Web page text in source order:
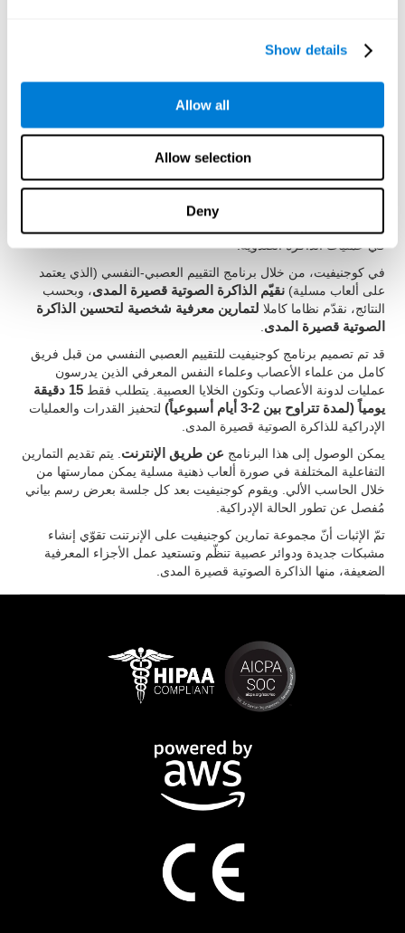
Show details
Allow all
Allow selection
Deny
هل من الممكن تحسين الذاكرة
الصوتية قصيرة المدى؟
بالطبع نعم، فإن العامل الرئيسي في تحسن الذاكرة الصوتية قصيرة
هناك في كوجنيفيتتمارين لتنبيه وتدريب الذاكرة الصوتية قصيرة
. قد علّمنا العلم العصبي ودراسة
في عمليات الذاكرة الصدوية.
في كوجنيفيت، من خلال برنامج التقييم العصبي-النفسي (الذي يعتمد
على ألعاب مسلية)نقيّم الذاكرة الصوتية قصيرة المدى، وبحسب
النتائج، نقدّم نظاما كاملا لتمارين معرفية شخصية لتحسين الذاكرة
الصوتية قصيرة المدى
قد تم تصميم برنامج كوجنيفيت للتقييم العصبي النفسي من قبل فريق
كامل من علماء الأعصاب وعلماء النفس المعرفي الذين يدرسون
عمليات لدونة الأعصاب وتكون الخلايا العصبية. يتطلب فقط
15 دقيقة
يومياً (لمدة تتراوح بين 2-3 أيام أسبوعياً)
لتحفيز القدرات والعمليات
الإدراكية للذاكرة الصوتية قصيرة المدى.
يمكن الوصول إلى هذا البرنامج عن طريق الإنترنت . يتم تقديم التمارين
التفاعلية المختلفة في صورة ألعاب ذهنية مسلية يمكن ممارستها من
خلال الحاسب الألي. ويقوم كوجنيفيت بعد كل جلسة بعرض رسم بياني
مُفصل عن تطور الحالة الإدراكية.
تمّ الإثبات أنّ مجموعة تمارين كوجنيفيت على الإنرتنت تقوّي إنشاء
مشبكات جديدة ودوائر عصبية تنظّم وتستعيد عمل الأجزاء المعرفية
الضعيفة، منها الذاكرة الصوتية قصيرة المدى.